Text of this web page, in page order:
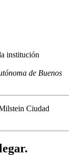
institución
de Buenos